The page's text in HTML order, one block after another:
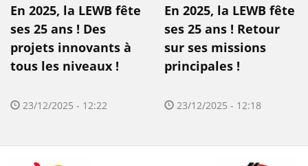
En 2025, la LEWB fête
ses 25 ans ! Des
projets innovants à
tous les niveaux !
23/12/2025 - 12:22
En 2025, la LEWB fête
ses 25 ans ! Retour
sur ses missions
principales !
23/12/2025 - 12:18